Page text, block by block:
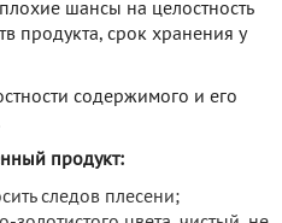
шансы на целостность
продукта, срок хранения у
содержимого и его
продукт:
следов плесени;